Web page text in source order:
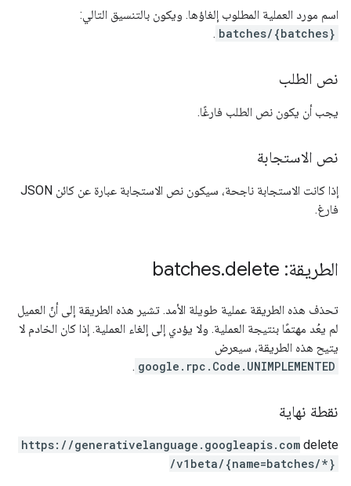
اسم مورد العملية المطلوب إلغاؤها. ويكون بالتنسيق التالي:
batches/{batches}
.
نص الطلب
يجب أن يكون نص الطلب فارغًا.
نص الاستجابة
إذا كانت الاستجابة ناجحة، سيكون نص الاستجابة عبارة عن كائن JSON
فارغ.
الطريقة: batches .delete
تحذف هذه الطريقة عملية طويلة الأمد. تشير هذه الطريقة إلى أنّ العميل
لم يعُد مهتمًا بنتيجة العملية. ولا يؤدي إلى إلغاء العملية. إذا كان الخادم لا
يتيح هذه الطريقة، سيعرض
google.rpc.Code.UNIMPLEMENTED
.
نقطة نهاية
delete
https: / /generativelanguage.googleapis.com
/v1beta/{name=batches/*}